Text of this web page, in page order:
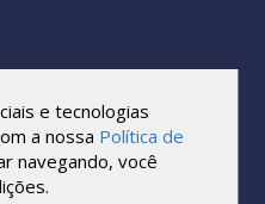
reservados.
sob qualquer forma ou meio,
do Cartão de Visita, é
projeto são os direitos autorais
e tecnologias
a nossa Política de
navegando, você